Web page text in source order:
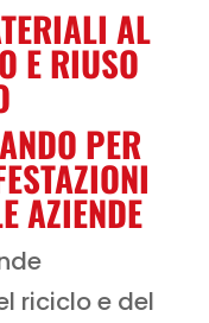
AL
E RIUSO
PER
AZIENDE
riciclo e del